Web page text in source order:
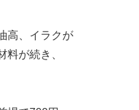
高、イラクが
料が続き、